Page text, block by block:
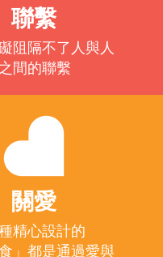
聯繫
阻隔不了人與人
之間的聯繫
關愛
精心設計的
食」都是通過愛與